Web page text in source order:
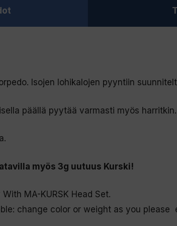
Isojen lohikalojen pyyntiin
päällä pyytää varmasti myös harritkin.
myös 3g uutuus Kurski!
MA-KURSK Head Set.
change color or weight as you please